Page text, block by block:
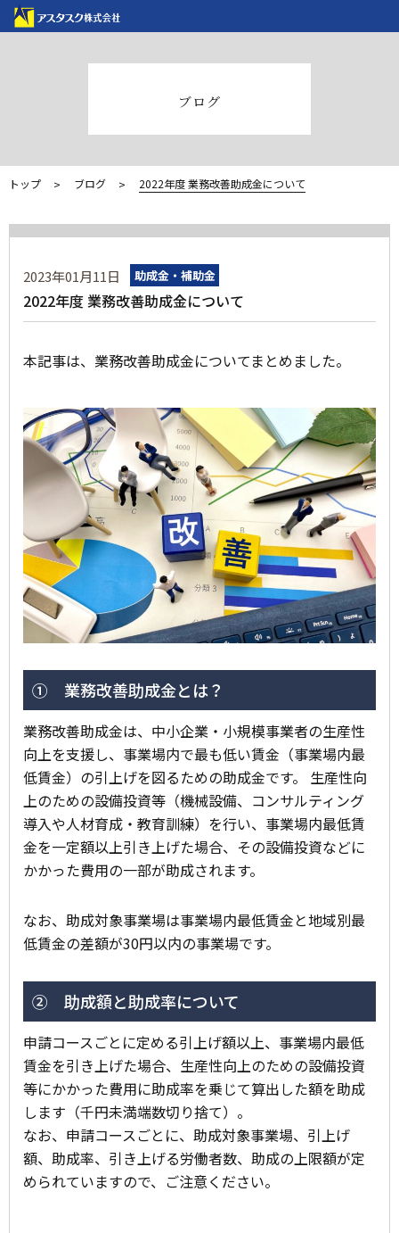
ブログ
トップ ブログ 2022年度 業務改善助成金について
2023年01月11日 助成金・補助金
2022年度 業務改善助成金について
本記事は、業務改善助成金についてまとめました。
① 業務改善助成金とは？
業務改善助成金は、中小企業・小規模事業者の生産性
向上を支援し、事業場内で最も低い賃金（事業場内最
低賃金）の引上げを図るための助成金です。 生産性向
上のための設備投資等（機械設備、コンサルティング
導入や人材育成・教育訓練）を行い、事業場内最低賃
金を一定額以上引き上げた場合、その設備投資などに
かかった費用の一部が助成されます。
なお、助成対象事業場は事業場内最低賃金と地域別最
低賃金の差額が30円以内の事業場です。
② 助成額と助成率について
申請コースごとに定める引上げ額以上、事業場内最低
賃金を引き上げた場合、生産性向上のための設備投資
等にかかった費用に助成率を乗じて算出した額を助成
します（千円未満端数切り捨て）。
なお、申請コースごとに、助成対象事業場、引上げ
額、助成率、引き上げる労働者数、助成の上限額が定
められていますので、ご注意ください。